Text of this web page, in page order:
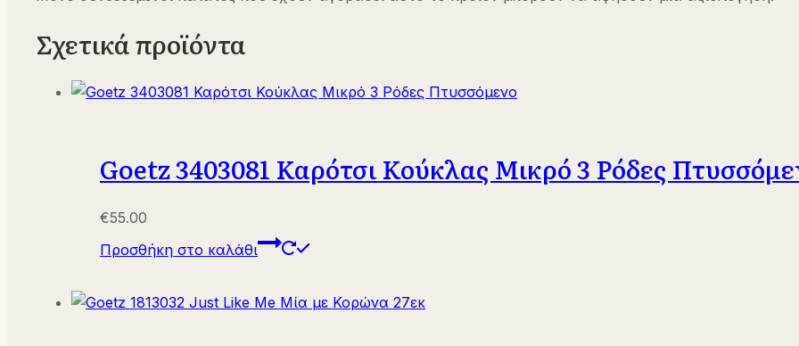
Σχετικά προϊόντα
Goetz 3403081 Καρότσι Κούκλας Μικρό 3 Ρόδες
€55.00
Προσθήκη στο καλάθι